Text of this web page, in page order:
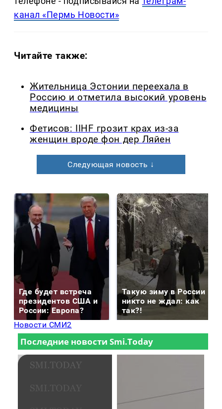
канал «Пермь Новости»
Читайте также:
Жительница Эстонии переехала в
Россию и отметила высокий уровень
медицины
Фетисов: IIHF грозит крах из-за
женщин вроде фон дер Ляйен
Следующая новость ↓
Где будет встреча
президентов США и
России: Европа?
Такую зиму в России
никто не ждал: как
так?!
Новости СМИ2